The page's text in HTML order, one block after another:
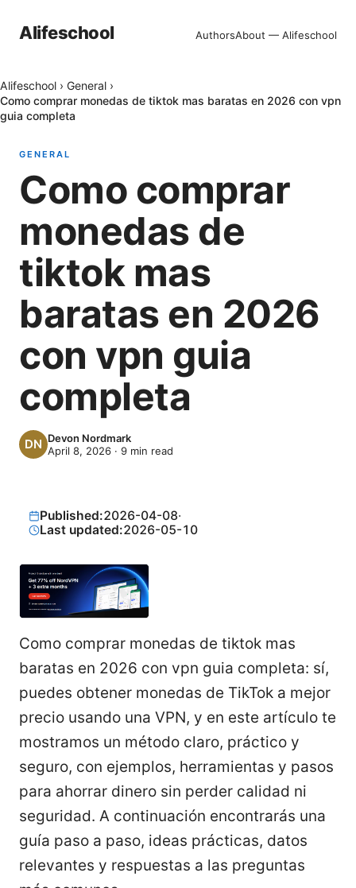
Alifeschool AuthorsAbout — Alifeschool
Alifeschool › General ›
Como comprar monedas de tiktok mas baratas en 2026 con vpn
guia completa
GENERAL
Como comprar
monedas de
tiktok mas
baratas en 2026
con vpn guia
completa
Devon Nordmark
April 8, 2026 · 9 min read
Published:2026-04-08·
Last updated:2026-05-10
Como comprar monedas de tiktok mas
baratas en 2026 con vpn guia completa: sí,
puedes obtener monedas de TikTok a mejor
precio usando una VPN, y en este artículo te
mostramos un método claro, práctico y
seguro, con ejemplos, herramientas y pasos
para ahorrar dinero sin perder calidad ni
seguridad. A continuación encontrarás una
guía paso a paso, ideas prácticas, datos
relevantes y respuestas a las preguntas